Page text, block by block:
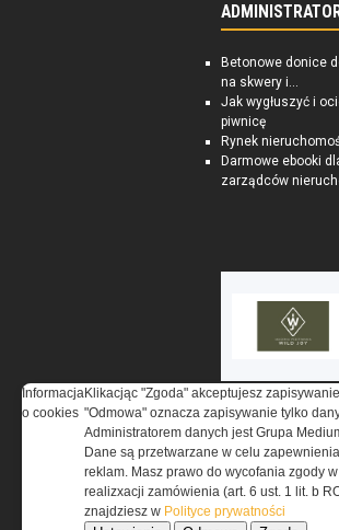
Betonowe donice
na skwery i...
Jak wygłuszyć i
piwnicę
Rynek
Darmowe ebooki
zarządców
O NAS
Informacja
o cookies
Klikacjąc "Zgoda" akceptujesz
"Odmowa" oznacza zapisywanie tylko
Administratorem danych jest Grupa
Dane są przetwarzane w celu
reklam. Masz prawo do wycofania zgody
realizxacji zamówienia (art. 6 ust. 1 lit. b
znajdziesz w Polityce prywatności